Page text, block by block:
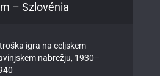
– Szlovénia
igra na celjskem
nabrežju, 1930–